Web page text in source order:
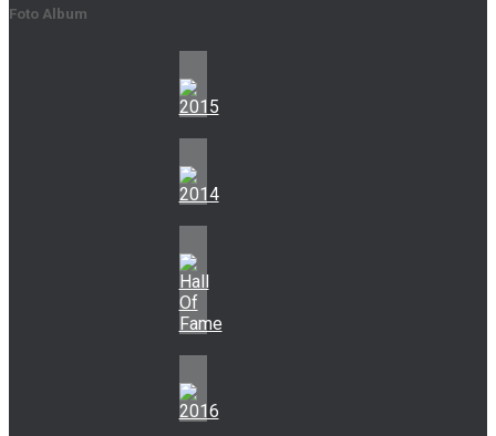
Foto Album